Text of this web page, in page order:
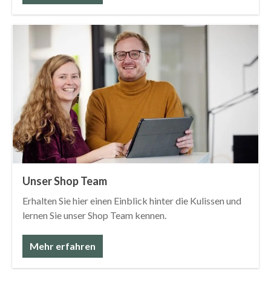
Unser Shop Team
Erhalten Sie hier einen Einblick hinter die Kulissen und
lernen Sie unser Shop Team kennen.
Mehr erfahren